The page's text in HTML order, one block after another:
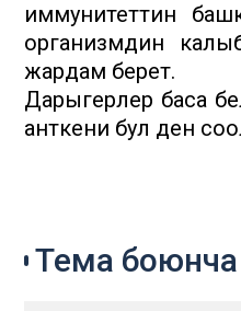
иммунитеттин
организмдин
жардам берет.
Дарыгерлер баса
анткени бул ден
Тема боюнча